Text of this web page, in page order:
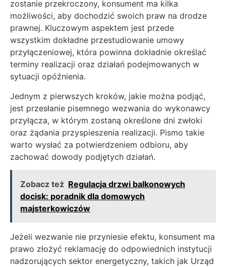
zostanie przekroczony, konsument ma kilka
możliwości, aby dochodzić swoich praw na drodze
prawnej. Kluczowym aspektem jest przede
wszystkim dokładne przestudiowanie umowy
przyłączeniowej, która powinna dokładnie określać
terminy realizacji oraz działań podejmowanych w
sytuacji opóźnienia.
Jednym z pierwszych kroków, jakie można podjąć,
jest przesłanie pisemnego wezwania do wykonawcy
przyłącza, w którym zostaną określone dni zwłoki
oraz żądania przyspieszenia realizacji. Pismo takie
warto wysłać za potwierdzeniem odbioru, aby
zachować dowody podjętych działań.
Zobacz też Regulacja drzwi balkonowych
docisk: poradnik dla domowych
majsterkowiczów
Jeżeli wezwanie nie przyniesie efektu, konsument ma
prawo złożyć reklamację do odpowiednich instytucji
nadzorujących sektor energetyczny, takich jak Urząd